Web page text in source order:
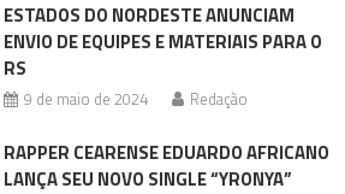
ESTADOS DO NORDESTE ANUNCIAM
ENVIO DE EQUIPES E MATERIAIS PARA O
RS
9 de maio de 2024 Redação
RAPPER CEARENSE EDUARDO AFRICANO
LANÇA SEU NOVO SINGLE “YRONYA”